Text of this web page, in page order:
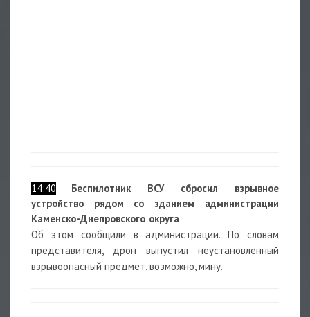
14:40
Беспилотник ВСУ сбросил взрывное
устройство рядом со зданием администрации
Каменско-Днепровского округа
Об этом сообщили в администрации. По словам
представителя, дрон выпустил неустановленный
взрывоопасный предмет, возможно, мину.